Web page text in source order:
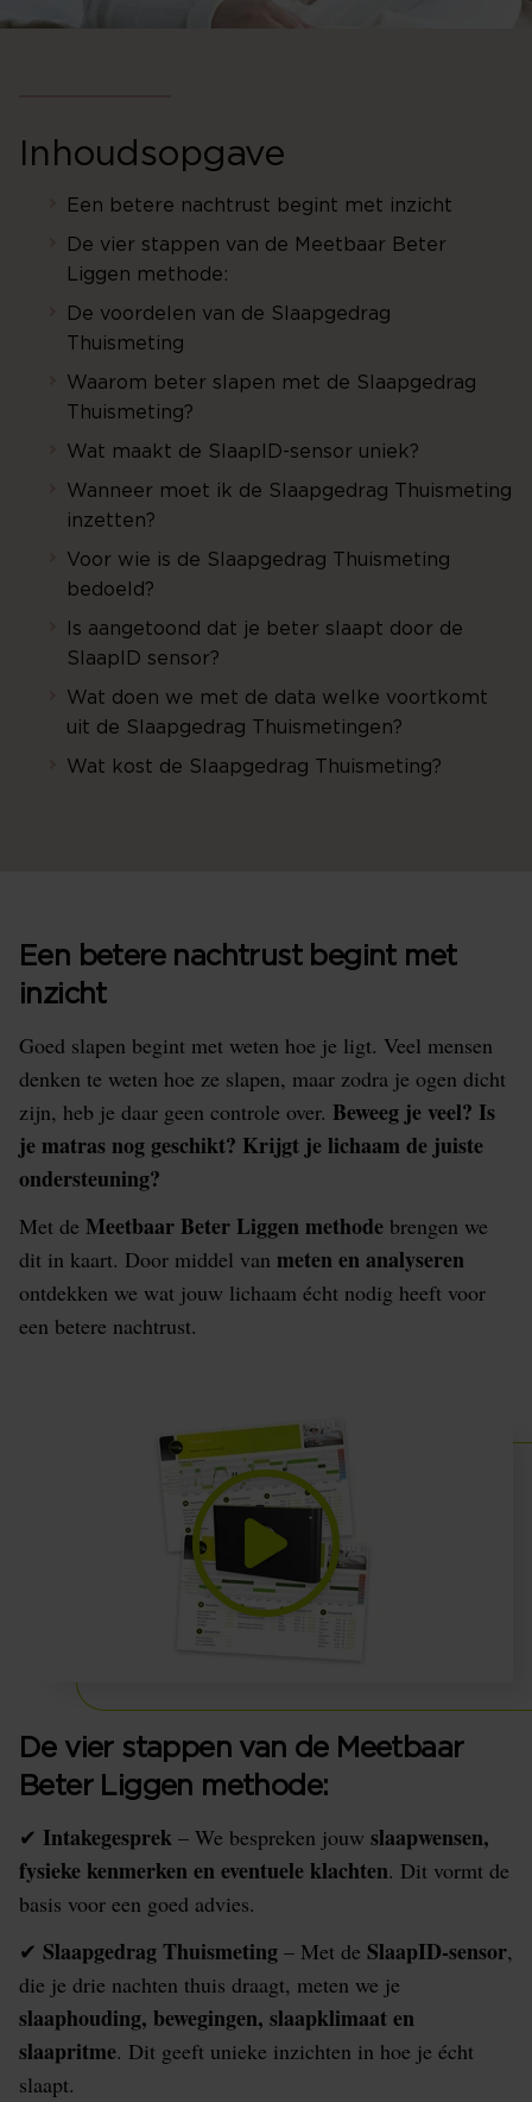
Inhoudsopgave
Een betere nachtrust begint met inzicht
De vier stappen van de Meetbaar Beter
Liggen methode:
De voordelen van de Slaapgedrag
Thuismeting
Waarom beter slapen met de Slaapgedrag
Thuismeting?
Wat maakt de SlaapID-sensor uniek?
Wanneer moet ik de Slaapgedrag Thuismeting
inzetten?
Voor wie is de Slaapgedrag Thuismeting
bedoeld?
Is aangetoond dat je beter slaapt door de
SlaapID sensor?
Wat doen we met de data welke voortkomt
uit de Slaapgedrag Thuismetingen?
Wat kost de Slaapgedrag Thuismeting?
Een betere nachtrust begint met
inzicht
Goed slapen begint met weten hoe je ligt. Veel mensen
denken te weten hoe ze slapen, maar zodra je ogen dicht
zijn, heb je daar geen controle over. Beweeg je veel? Is
je matras nog geschikt? Krijgt je lichaam de juiste
ondersteuning?
Met de Meetbaar Beter Liggen methode brengen we
dit in kaart. Door middel van meten en analyseren
ontdekken we wat jouw lichaam écht nodig heeft voor
een betere nachtrust.
De vier stappen van de Meetbaar
Beter Liggen methode:
✔ Intakegesprek – We bespreken jouw slaapwensen,
fysieke kenmerken en eventuele klachten. Dit vormt de
basis voor een goed advies.
✔ Slaapgedrag Thuismeting – Met de SlaapID-sensor,
die je drie nachten thuis draagt, meten we je
slaaphouding, bewegingen, slaapklimaat en
slaapritme. Dit geeft unieke inzichten in hoe je écht
slaapt.